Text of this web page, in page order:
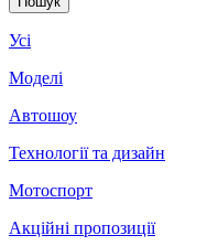
Усі
Моделі
Автошоу
Технології та дизайн
Мотоспорт
Акційні пропозиції